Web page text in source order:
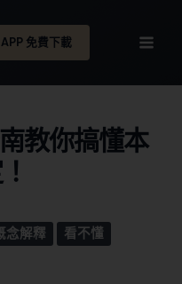
APP 免費下載
教你搞懂本
念解釋 看不懂